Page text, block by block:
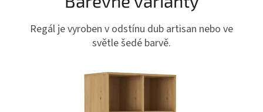
Regál je vyroben v odstínu dub artisan nebo ve
světle šedé barvě.